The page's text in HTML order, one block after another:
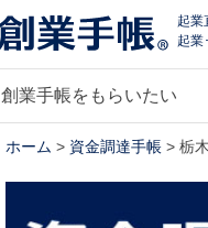
起業
起業
創業手帳をもらいたい
ホーム > 資金調達手帳 > 栃木